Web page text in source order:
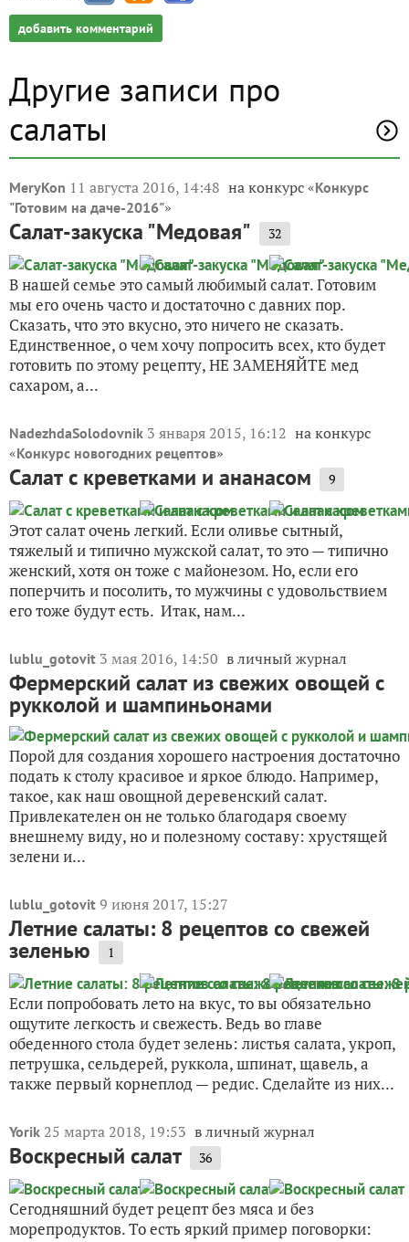
добавить комментарий
Другие записи про
салаты
MeryKon 11 августа 2016, 14:48 на конкурс «Конкурс
"Готовим на даче-2016"»
Салат-закуска "Медовая" 32
В нашей семье это самый любимый салат. Готовим
мы его очень часто и достаточно с давних пор.
Сказать, что это вкусно, это ничего не сказать.
Единственное, о чем хочу попросить всех, кто будет
готовить по этому рецепту, НЕ ЗАМЕНЯЙТЕ мед
сахаром, а...
NadezhdaSolodovnik 3 января 2015, 16:12 на конкурс
«Конкурс новогодних рецептов»
Салат с креветками и ананасом 9
Этот салат очень легкий. Если оливье сытный,
тяжелый и типично мужской салат, то это — типично
женский, хотя он тоже с майонезом. Но, если его
поперчить и посолить, то мужчины с удовольствием
его тоже будут есть. Итак, нам...
lublu_gotovit 3 мая 2016, 14:50 в личный журнал
Фермерский салат из свежих овощей с
рукколой и шампиньонами
Порой для создания хорошего настроения достаточно
подать к столу красивое и яркое блюдо. Например,
такое, как наш овощной деревенский салат.
Привлекателен он не только благодаря своему
внешнему виду, но и полезному составу: хрустящей
зелени и...
lublu_gotovit 9 июня 2017, 15:27
Летние салаты: 8 рецептов со свежей
зеленью 1
Если попробовать лето на вкус, то вы обязательно
ощутите легкость и свежесть. Ведь во главе
обеденного стола будет зелень: листья салата, укроп,
петрушка, сельдерей, руккола, шпинат, щавель, а
также первый корнеплод — редис. Сделайте из них...
Yorik 25 марта 2018, 19:53 в личный журнал
Воскресный салат 36
Сегодняшний будет рецепт без мяса и без
морепродуктов. То есть яркий пример поговорки: